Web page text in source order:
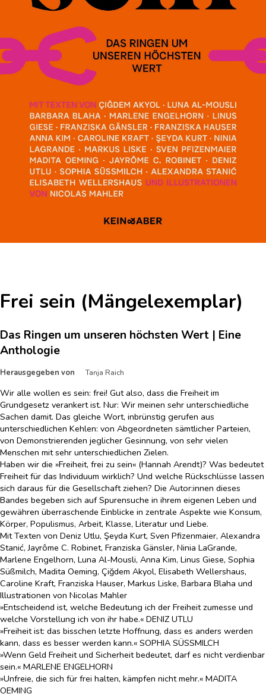
Frei sein (Mängelexemplar)
Das Ringen um unseren höchsten Wert | Eine
Anthologie
Herausgegeben von Tanja Raich
Wir alle wollen es sein: frei! Gut also, dass die Freiheit im
Grundgesetz verankert ist. Nur: Wir meinen sehr unterschiedliche
Sachen damit. Das gleiche Wort, inbrünstig gerufen aus
unterschiedlichen Kehlen: von Abgeordneten sämtlicher Parteien,
von Demonstrierenden jeglicher Gesinnung, von sehr vielen
Menschen mit sehr unterschiedlichen Zielen.
Haben wir die »Freiheit, frei zu sein« (Hannah Arendt)? Was bedeutet
Freiheit für das Individuum wirklich? Und welche Rückschlüsse lassen
sich daraus für die Gesellschaft ziehen? Die Autor:innen dieses
Bandes begeben sich auf Spurensuche in ihrem eigenen Leben und
gewähren überraschende Einblicke in zentrale Aspekte wie Konsum,
Körper, Populismus, Arbeit, Klasse, Literatur und Liebe.
Mit Texten von Deniz Utlu, Şeyda Kurt, Sven Pfizenmaier, Alexandra
Stanić, Jayrôme C. Robinet, Franziska Gänsler, Ninia LaGrande,
Marlene Engelhorn, Luna Al-Mousli, Anna Kim, Linus Giese, Sophia
Süßmilch, Madita Oeming, Çiğdem Akyol, Elisabeth Wellershaus,
Caroline Kraft, Franziska Hauser, Markus Liske, Barbara Blaha und
Illustrationen von Nicolas Mahler
»Entscheidend ist, welche Bedeutung ich der Freiheit zumesse und
welche Vorstellung ich von ihr habe.« DENIZ UTLU
»Freiheit ist: das bisschen letzte Hoffnung, dass es anders werden
kann, dass es besser werden kann.« SOPHIA SÜSSMILCH
»Wenn Geld Freiheit und Sicherheit bedeutet, darf es nicht verdienbar
sein.« MARLENE ENGELHORN
»Unfreie, die sich für frei halten, kämpfen nicht mehr.« MADITA
OEMING